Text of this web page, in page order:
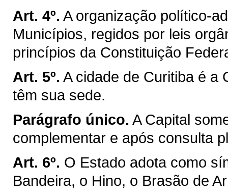
Art. 4º. A organização político-
Municípios, regidos por leis
princípios da Constituição
Art. 5º. A cidade de Curitiba é a
têm sua sede.
Parágrafo único. A Capital
complementar e após consulta
Art. 6º. O Estado adota como
Bandeira, o Hino, o Brasão de